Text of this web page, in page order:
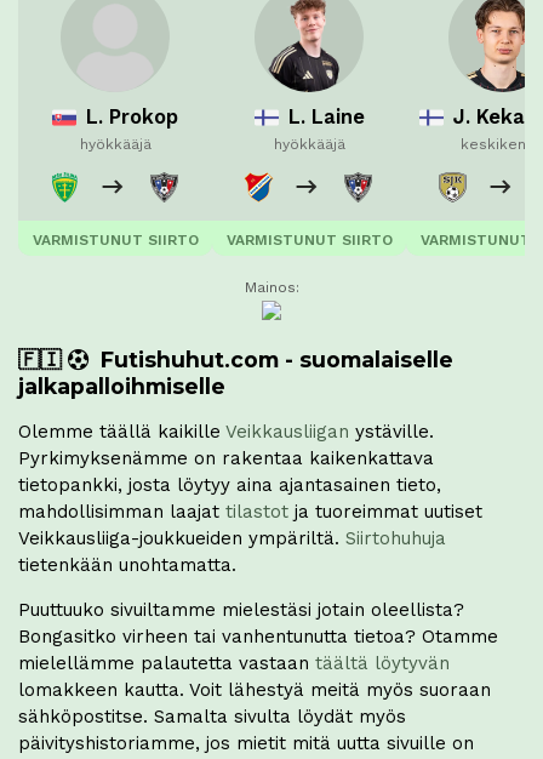
L. Prokop
hyökkääjä
VARMISTUNUT SIIRTO
L. Laine
hyökkääjä
VARMISTUNUT SIIRTO
J.
VARMISTUNUT
Mainos:
🇫🇮
Futishuhut.com - suomalaiselle
jalkapalloihmiselle
Olemme täällä kaikille Veikkausliigan ystäville.
Pyrkimyksenämme on rakentaa kaikenkattava
tietopankki, josta löytyy aina ajantasainen tieto,
mahdollisimman laajat tilastot ja tuoreimmat uutiset
Veikkausliiga-joukkueiden ympäriltä. Siirtohuhuja
tietenkään unohtamatta.
Puuttuuko sivuiltamme mielestäsi jotain oleellista?
Bongasitko virheen tai vanhentunutta tietoa? Otamme
mielellämme palautetta vastaan täältä löytyvän
lomakkeen kautta. Voit lähestyä meitä myös suoraan
sähköpostitse. Samalta sivulta löydät myös
päivityshistoriamme, jos mietit mitä uutta sivuille on